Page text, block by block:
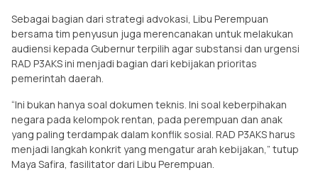
Sebagai bagian dari strategi advokasi, Libu Perempuan
bersama tim penyusun juga merencanakan untuk melakukan
audiensi kepada Gubernur terpilih agar substansi dan urgensi
RAD P3AKS ini menjadi bagian dari kebijakan prioritas
pemerintah daerah.
“Ini bukan hanya soal dokumen teknis. Ini soal keberpihakan
negara pada kelompok rentan, pada perempuan dan anak
yang paling terdampak dalam konflik sosial. RAD P3AKS harus
menjadi langkah konkrit yang mengatur arah kebijakan,” tutup
Maya Safira, fasilitator dari Libu Perempuan.